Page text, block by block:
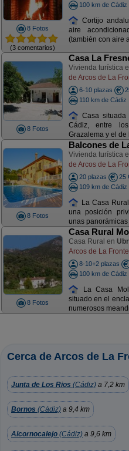
8 Fotos
(3 comentarios)
100 km de Cádiz
Cortijo
aire
(también con aire
8 Fotos
Casa La
Vivienda turística
de Arcos de La
6-10 plazas
110 km de Cádiz
Casa
Cádiz, entre
Grazalema y el de
8 Fotos
Balcones de
Vivienda turística
de Arcos de La
20 plazas
25
109 km de Cádiz
La Casa
una posición
unas
8 Fotos
Casa Rural
Casa Rural en
Arcos de La
8-10+2 plazas
100 km de Cádiz
La Casa
situado en el
numerosos
Cerca de Arcos de La
Junta de Los Rios (Cádiz) a 7,2 km
Bornos (Cádiz) a 9,4 km
Alcornocalejo (Cádiz) a 9,6 km